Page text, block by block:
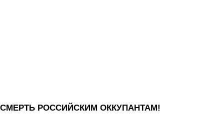
СМЕРТЬ РОССИЙСКИМ ОККУПАНТАМ!